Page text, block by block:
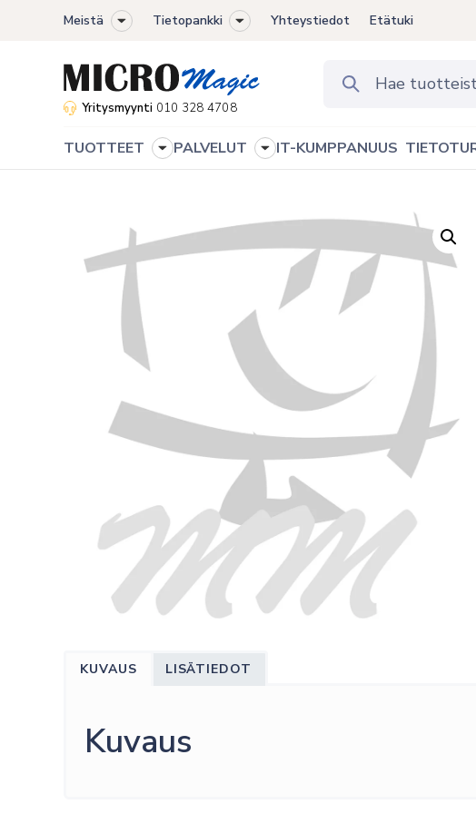
Meistä
Toggle
menu
Tietopankki
Toggle
menu
Yhteystiedot Etätuki
Yritysmyynti 010 328 4708
TUOTTEET
Toggle
PALVELUT
Toggle
IT-KUMPPANUUS
KUVAUS LISÄTIEDOT
Kuvaus